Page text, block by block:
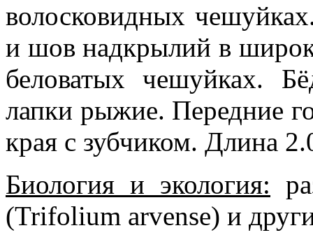
волосковидных
и шов надкрылий в
беловатых чешуйках.
лапки рыжие. Передние
края с зубчиком. Длина
Биология и экология:
(Trifolium arvense) и